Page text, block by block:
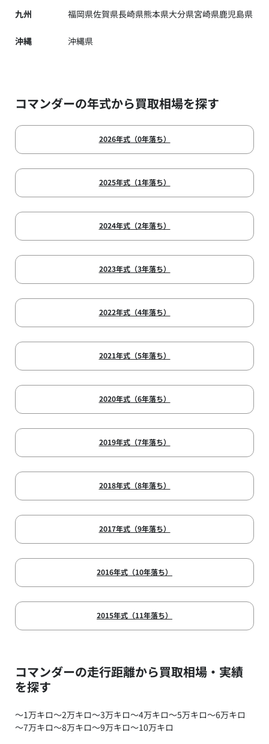
九州 福岡県佐賀県長崎県熊本県大分県宮崎県鹿児島県
沖縄 沖縄県
コマンダーの年式から買取相場を探す
2026年式（0年落ち）
2025年式（1年落ち）
2024年式（2年落ち）
2023年式（3年落ち）
2022年式（4年落ち）
2021年式（5年落ち）
2020年式（6年落ち）
2019年式（7年落ち）
2018年式（8年落ち）
2017年式（9年落ち）
2016年式（10年落ち）
2015年式（11年落ち）
コマンダーの走行距離から買取相場・実績
を探す
～1万キロ～2万キロ～3万キロ～4万キロ～5万キロ～6万キロ
～7万キロ～8万キロ～9万キロ～10万キロ